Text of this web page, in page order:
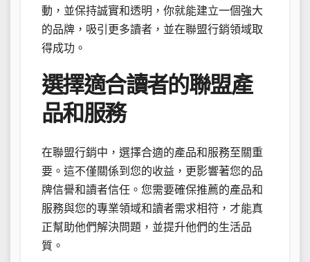
動，並保持誠實和透明，你就能建立一個強大
的品牌，吸引更多讀者，並在聯盟行銷領域取
得成功。
選擇適合讀者的聯盟產
品和服務
在聯盟行銷中，選擇合適的產品和服務至關重
要。這不僅關係到您的收益，更影響著您的品
牌信譽和讀者信任。您需要確保推薦的產品和
服務與您的專業領域和讀者需求相符，才能真
正幫助他們解決問題，並提升他們的生活品
質。